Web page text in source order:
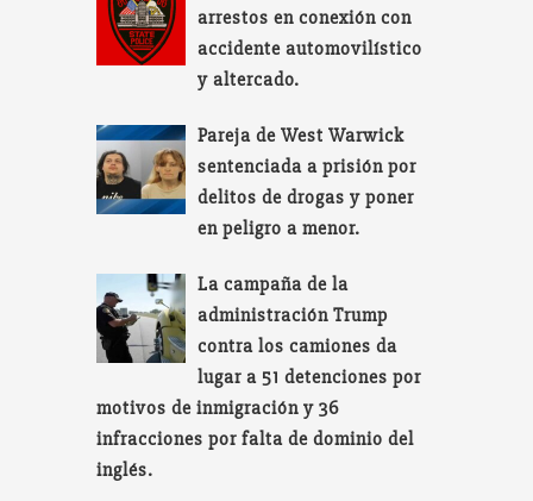
arrestos en conexión con
accidente automovilístico
y altercado.
Pareja de West Warwick
sentenciada a prisión por
delitos de drogas y poner
en peligro a menor.
La campaña de la
administración Trump
contra los camiones da
lugar a 51 detenciones por
motivos de inmigración y 36
infracciones por falta de dominio del
inglés.